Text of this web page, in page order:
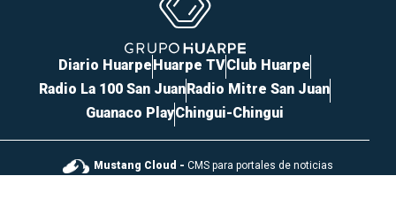
Diario HuarpeHuarpe TVClub Huarpe
Radio La 100 San JuanRadio Mitre San Juan
Guanaco PlayChingui-Chingui
Mustang Cloud - CMS para portales de noticias